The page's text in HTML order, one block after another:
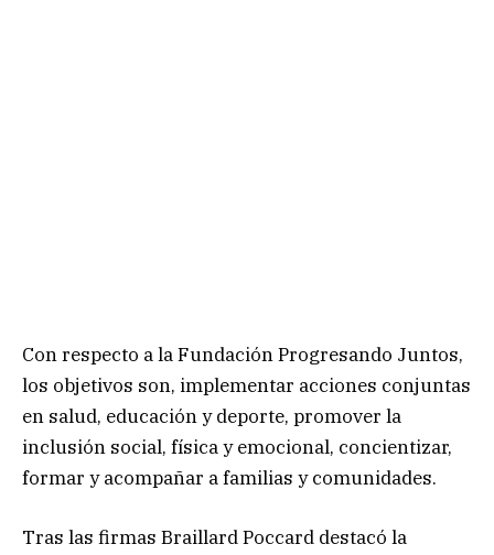
Con respecto a la Fundación Progresando Juntos,
los objetivos son, implementar acciones conjuntas
en salud, educación y deporte, promover la
inclusión social, física y emocional, concientizar,
formar y acompañar a familias y comunidades.
Tras las firmas Braillard Poccard destacó la